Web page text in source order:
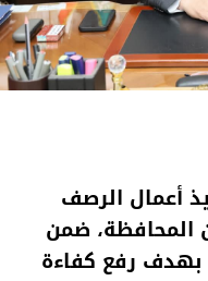
أعمال الرصف
المحافظة، ضمن
بهدف رفع كفاءة